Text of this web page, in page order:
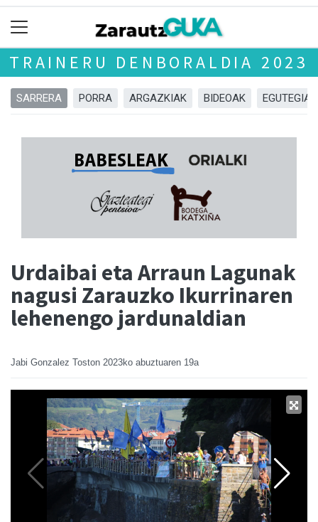
TRAINERU DENBORALDIA 2023
SARRERA PORRA ARGAZKIAK BIDEOAK EGUTEGIA
Urdaibai eta Arraun Lagunak
nagusi Zarauzko Ikurrinaren
lehenengo jardunaldian
Jabi Gonzalez Toston 2023ko abuztuaren 19a